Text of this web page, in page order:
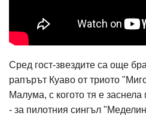
Сред гост-звездите са още
рапърът Куаво от триото
Малума, с когото тя е
- за пилотния сингъл